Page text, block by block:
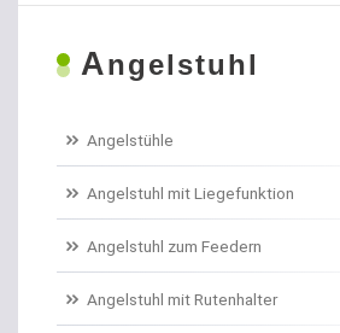
Angelschnur Dorsch
Angelschnur Feedern
Angelstuhl
Angelstühle
Angelstuhl mit Liegefunktion
Angelstuhl zum Feedern
Angelstuhl mit Rutenhalter